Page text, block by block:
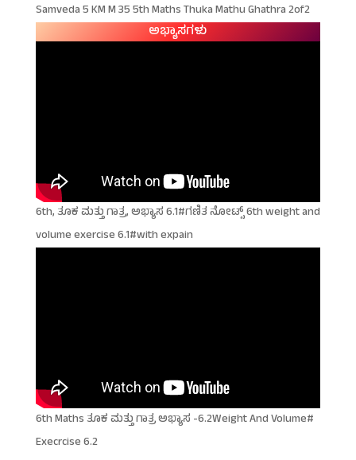
Samveda 5 KM M 35 5th Maths Thuka Mathu Ghathra 2of2
ಅಭ್ಯಾಸಗಳು
6th, ತೂಕ ಮತ್ತು ಗಾತ್ರ, ಅಭ್ಯಾಸ 6.1#ಗಣಿತ ನೋಟ್ಸ್ 6th weight and
volume exercise 6.1#with expain
6th Maths ತೂಕ ಮತ್ತು ಗಾತ್ರ ಅಭ್ಯಾಸ -6.2Weight And Volume#
Execrcise 6.2